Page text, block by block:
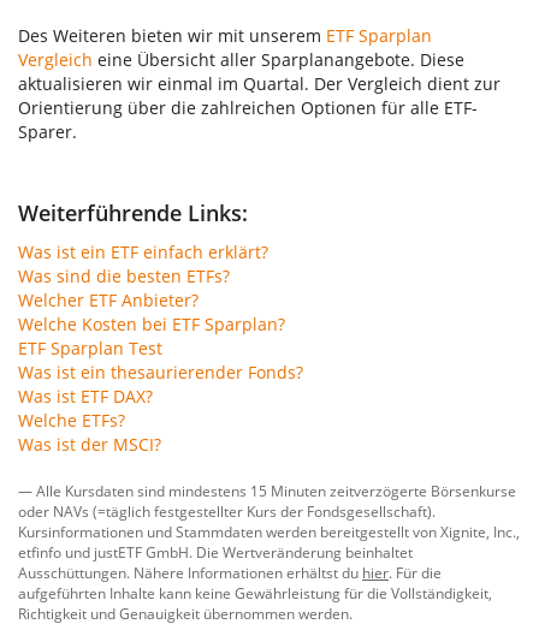
Des Weiteren bieten wir mit unserem ETF Sparplan
Vergleich eine Übersicht aller Sparplanangebote. Diese
aktualisieren wir einmal im Quartal. Der Vergleich dient zur
Orientierung über die zahlreichen Optionen für alle ETF-
Sparer.
Weiterführende Links:
Was ist ein ETF einfach erklärt?
Was sind die besten ETFs?
Welcher ETF Anbieter?
Welche Kosten bei ETF Sparplan?
ETF Sparplan Test
Was ist ein thesaurierender Fonds?
Was ist ETF DAX?
Welche ETFs?
Was ist der MSCI?
— Alle Kursdaten sind mindestens 15 Minuten zeitverzögerte Börsenkurse
oder NAVs (=täglich festgestellter Kurs der Fondsgesellschaft).
Kursinformationen und Stammdaten werden bereitgestellt vonXignite, Inc.
etfinfo und justETF GmbH. Die Wertveränderung beinhaltet
Ausschüttungen. Nähere Informationen erhältst du hier. Für die
aufgeführten Inhalte kann keine Gewährleistung für die Vollständigkeit,
Richtigkeit und Genauigkeit übernommen werden.